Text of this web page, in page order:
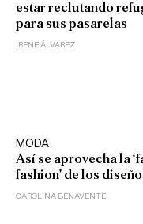
estar reclutando
para sus pasarelas
IRENE ÁLVAREZ
MODA
Así se aprovecha la
fashion’ de los
CAROLINA BENAVENTE